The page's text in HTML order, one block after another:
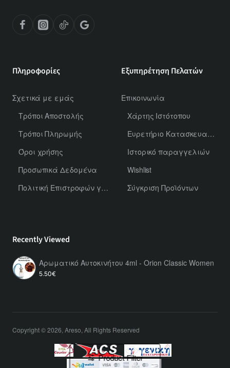
Πληροφορίες
Σχετικά με εμάς
Τρόποι Αποστολής
Τρόποι Πληρωμής
Όροι χρήσης
Προσωπικά Δεδομένα
Πολιτική Επιστροφών για Χύμα Αρώματα
Εξυπηρέτηση Πελατών
Επικοινωνία
Χάρτης Ιστότοπου
Ευρετήριο Κατασκευαστών
Ιστορικό παραγγελιών
Wishlist
Σύγκριση Προϊόντων
Recently Viewed
Αρωματικό Αυτοκινήτου 4ml - Orion Classic Women
5.50€
Copyright © 2026, Areso, All Rights Reserved
Product Filter